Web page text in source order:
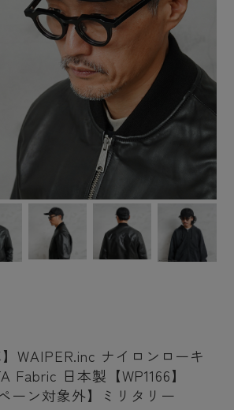
】WAIPER.inc ナイロンローキ
Fabric 日本製【WP1166】
ーン対象外】ミリタリー